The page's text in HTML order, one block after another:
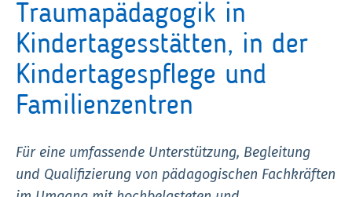
Traumapädagogik in
Kindertagesstätten, in der
Kindertagespflege und
Familienzentren
Für eine umfassende Unterstützung, Begleitung
und Qualifizierung von pädagogischen Fachkräften